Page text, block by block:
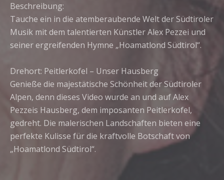
Beschreibung:
Tauche ein in die atemberaubende Welt der Südtiroler
Musik mit dem talentierten Künstler Alex Pezzei und
seiner ergreifenden Hymne „Hoamatlond Südtirol“.
Drehort: Peitlerkofel – Unser Hausberg
Genieße die majestätische Schönheit der Südtiroler
Alpen, denn dieses Video wurde an und auf Alex
Pezzeis Hausberg, dem imposanten Peitlerkofel,
gedreht. Die malerischen Landschaften bieten eine
perfekte Kulisse für die kraftvolle Botschaft von
„Hoamatlond Südtirol“.